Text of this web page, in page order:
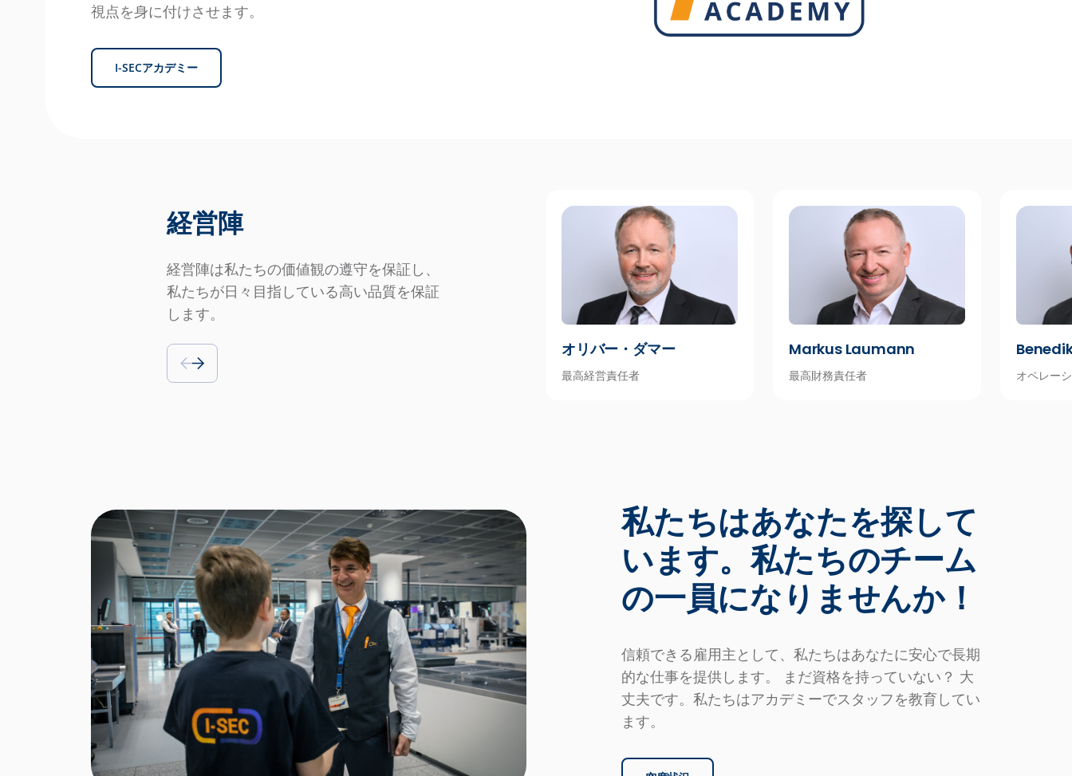
視点を身に付けさせます。
I-SECアカデミー
経営陣
経営陣は私たちの価値観の遵守を保証し、
私たちが日々目指している高い品質を保証
します。
オリバー・ダマー
最高経営責任者
Markus Laumann
最高財務責任者 オペレー
私たちはあなたを探して
います。私たちのチーム
の一員になりませんか！
信頼できる雇用主として、私たちはあなたに安心で長期
的な仕事を提供します。 まだ資格を持っていない？ 大
丈夫です。私たちはアカデミーでスタッフを教育してい
ます。